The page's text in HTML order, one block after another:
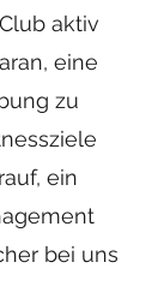
aktiv
eine
zu
ein
bei uns